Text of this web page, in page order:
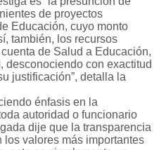
de proyectos
Educación, cuyo monto
también, los recursos
de Salud a Educación,
desconociendo con exactitud
justificación”, detalla la
énfasis en la
autoridad o funcionario
dije que la transparencia
valores más importantes